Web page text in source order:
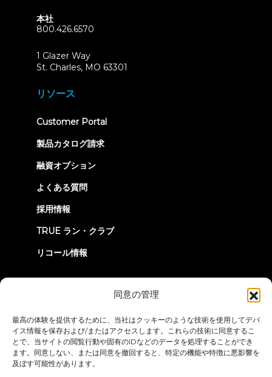
同意の管理
最高の体験を提供するために、当社はクッキーのような技術を使用してデバ
イス情報を保存および/またはアクセスします。これらの技術に同意するこ
とで、当サイトの閲覧行動や固有のIDなどのデータを処理することができ
ます。同意しない、または同意を撤回すると、特定の機能や特徴に悪影響を
及ぼす可能性があります。
本社
800.426.6570
1 Glazer Way
St. Charles, MO 63301
リソース
Customer Portal(opens
製品カタログ請求
融資オプション
よくある質問
採用情報
TRUE ラン・クラブ
リコール情報
プライバシーポリシー